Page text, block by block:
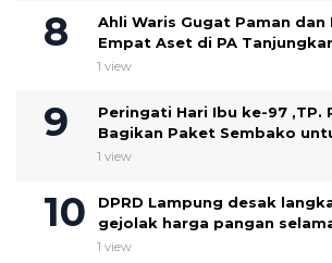
Ahli Waris Gugat Paman dan
Empat Aset di PA
1 view
Peringati Hari Ibu ke-97 ,TP.
Bagikan Paket Sembako
1 view
DPRD Lampung desak
gejolak harga pangan
1 view